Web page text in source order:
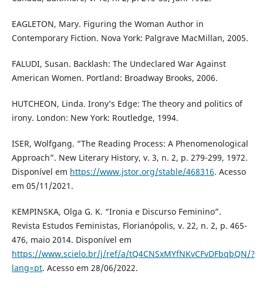
EAGLETON, Mary. Figuring the Woman Author in
Contemporary Fiction. Nova York: Palgrave MacMillan, 2005.
FALUDI, Susan. Backlash: The Undeclared War Against
American Women. Portland: Broadway Brooks, 2006.
HUTCHEON, Linda. Irony’s Edge: The theory and politics of
irony. London: New York: Routledge, 1994.
ISER, Wolfgang. “The Reading Process: A Phenomenological
Approach”. New Literary History, v. 3, n. 2, p. 279-299, 1972.
Disponível em https://www.jstor.org/stable/468316. Acesso
em 05/11/2021.
KEMPINSKA, Olga G. K. “Ironia e Discurso Feminino”.
Revista Estudos Feministas, Florianópolis, v. 22, n. 2, p. 465-
476, maio 2014. Disponível em
https://www.scielo.br/j/ref/a/tQ4CNSxMYfNKvCFvDFbqbQN/?
lang=pt. Acesso em 28/06/2022.